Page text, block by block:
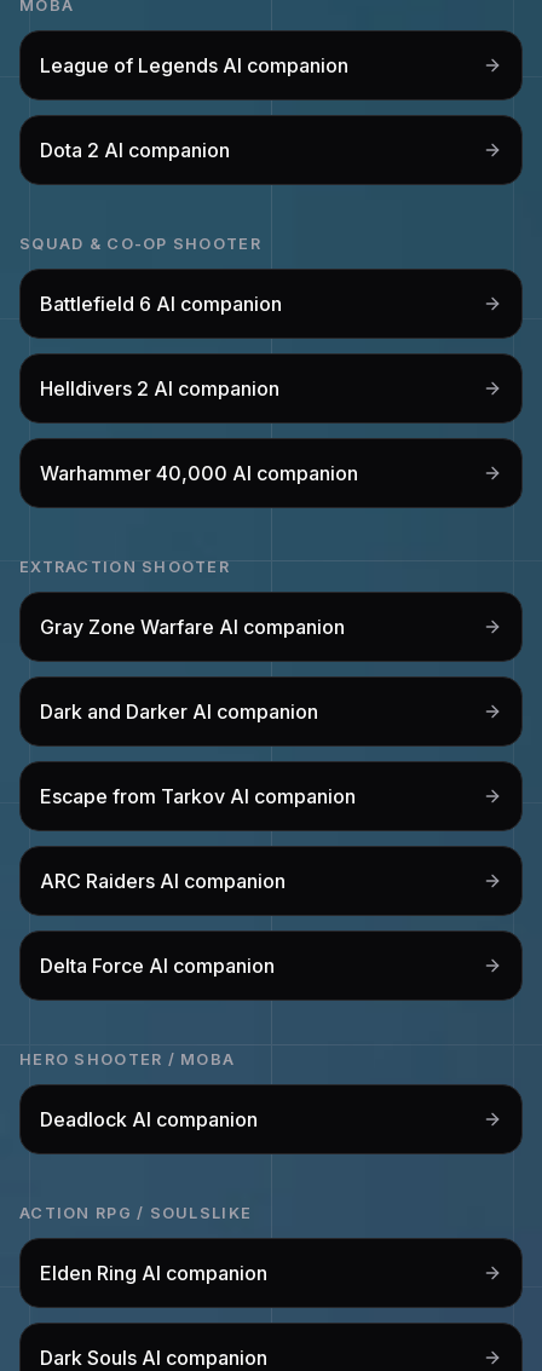
MOBA
League of Legends AI companion
Dota 2 AI companion
SQUAD & CO-OP SHOOTER
Battlefield 6 AI companion
Helldivers 2 AI companion
Warhammer 40,000 AI companion
EXTRACTION SHOOTER
Gray Zone Warfare AI companion
Dark and Darker AI companion
Escape from Tarkov AI companion
ARC Raiders AI companion
Delta Force AI companion
HERO SHOOTER / MOBA
Deadlock AI companion
ACTION RPG / SOULSLIKE
Elden Ring AI companion
Dark Souls AI companion